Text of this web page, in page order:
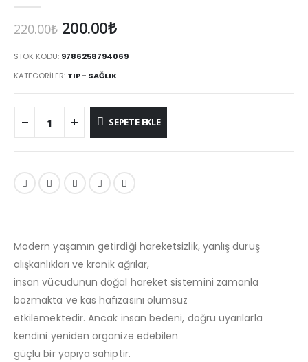
220.00₺ Orijinal
220.00₺.
200.00₺Şu
fiyat:
200.00₺.
STOK KODU: 9786258794069
KATEGORILER: TIP - SAĞLIK
SEPETE EKLE
Modern yaşamın getirdiği hareketsizlik, yanlış duruş
alışkanlıkları ve kronik ağrılar,
insan vücudunun doğal hareket sistemini zamanla
bozmakta ve kas hafızasını olumsuz
etkilemektedir. Ancak insan bedeni, doğru uyarılarla
kendini yeniden organize edebilen
güçlü bir yapıya sahiptir.